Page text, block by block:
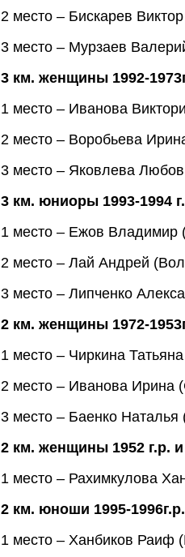
2 место – Бискарев
3 место – Мурзаев
3 км. женщины 1992-
1 место – Иванова
2 место – Воробьева
3 место – Яковлева
3 км. юниоры 1993-1994
1 место – Ежов Владимир
2 место – Лай Андрей
3 место – Липченко
2 км. женщины 1972-
1 место – Чиркина
2 место – Иванова Ирина
3 место – Баенко
2 км. женщины 1952 г.р.
1 место – Рахимкулова
2 км. юноши 1995-1996г.р.
1 место – Ханбиков Раиф